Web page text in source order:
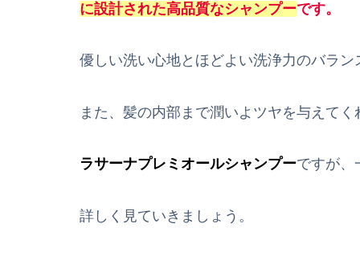
に設計された高品質なシャンプーです。
優しい洗い心地とほどよい洗浄力のバラ
また、髪の内部まで潤いよツヤを与えてく
ラサーナプレミオールシャンプーですが、
詳しく見ていきましょう。